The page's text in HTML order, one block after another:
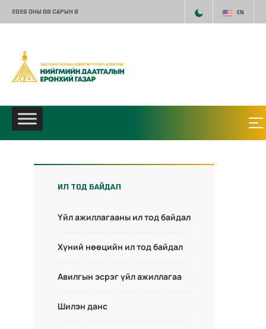
2026 ОНЫ 08 САРЫН 8 EN
ИЛ ТОД БАЙДАЛ
Үйл ажиллагааны ил тод байдал
Хүний нөөцийн ил тод байдал
Авилгын эсрэг үйл ажиллагаа
Шилэн данс